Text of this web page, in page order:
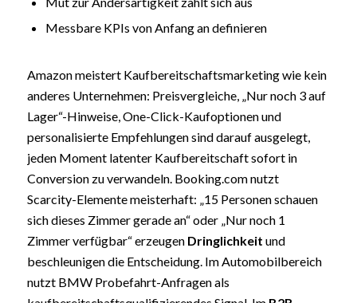
Messbare KPIs von Anfang an definieren
Amazon meistert Kaufbereitschaftsmarketing wie kein
anderes Unternehmen: Preisvergleiche, „Nur noch 3 auf
Lager“-Hinweise, One-Click-Kaufoptionen und
personalisierte Empfehlungen sind darauf ausgelegt,
jeden Moment latenter Kaufbereitschaft sofort in
Conversion zu verwandeln. Booking.com nutzt
Scarcity-Elemente meisterhaft: „15 Personen schauen
sich dieses Zimmer gerade an“ oder „Nur noch 1
Zimmer verfügbar“ erzeugen Dringlichkeit und
beschleunigen die Entscheidung. Im Automobilbereich
nutzt BMW Probefahrt-Anfragen als